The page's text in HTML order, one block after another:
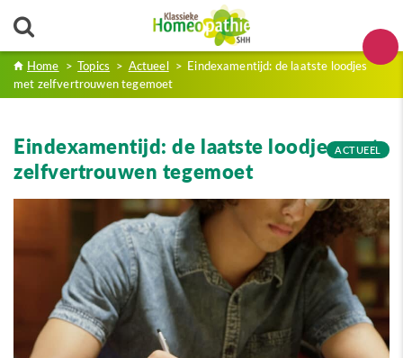
Home > Topics > Actueel > Eindexamentijd: de laatste loodjes
met zelfvertrouwen tegemoet
Eindexamentijd: de laatste loodjes met
zelfvertrouwen tegemoet
ACTUEEL